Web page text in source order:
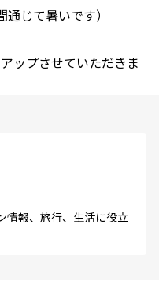
じて暑いです）
ップさせていただきま
情報、旅行、生活に役立